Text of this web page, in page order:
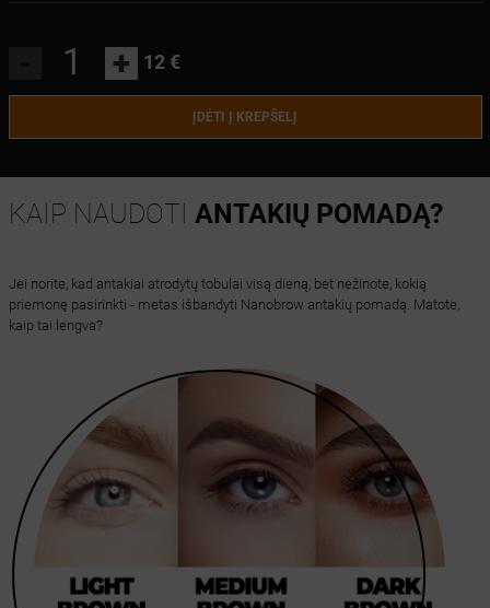
+ 12 €
ĮDĖTI Į KREPŠELĮ
KAIP NAUDOTI ANTAKIŲ POMADĄ?
Jei norite, kad antakiai atrodytų tobulai visą dieną, bet nežinote, kokią
priemonę pasirinkti - metas išbandyti Nanobrow antakių pomadą. Matote,
kaip tai lengva?